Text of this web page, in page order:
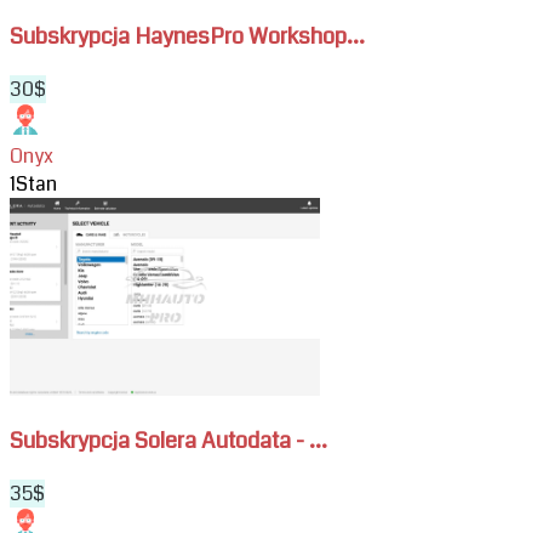
Subskrypcja HaynesPro Workshop...
30$
Onyx
1Stan
View
Subskrypcja
Solera
Autodata
-
samochodów,
motocykli
i
flot
Subskrypcja Solera Autodata - ...
35$